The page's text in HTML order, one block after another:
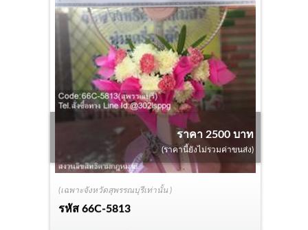
(เฉพาะจังหวัดสุพรรณบุรีเท่านั้น )
รหัส66C-5813
ราคา 2500 บาท
(ราคานี้ยังไม่รวมค่าขนส่ง)